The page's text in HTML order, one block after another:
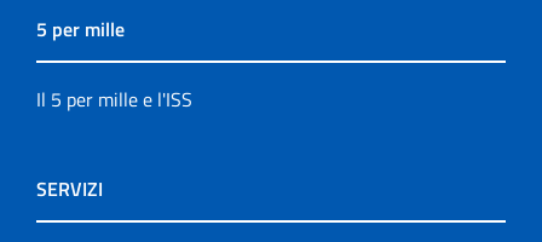
5 per mille
Il 5 per mille e l'ISS
SERVIZI